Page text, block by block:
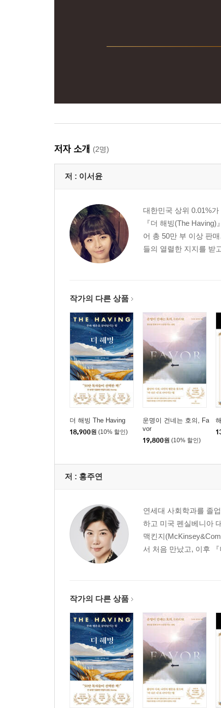
저자 소개 (2명)
저 : 이서윤
대한민국 상위 0.01%
『더 해빙(The
어 총 50만 부 이상 판
들의 열렬한 지지를 받
작가의 다른 상품
더 해빙 The Having
18,900원 (10% 할인)
운명이 건네는 호의, Fa
vor
19,800원 (10% 할인)
저 : 홍주연
연세대 사회학과를 졸
하고 미국 펜실베니아
맥킨지
서 처음 만났고, 이후
작가의 다른 상품